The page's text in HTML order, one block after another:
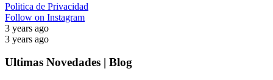
Politica de Privacidad
Follow on Instagram
3 years ago
3 years ago
Ultimas Novedades | Blog